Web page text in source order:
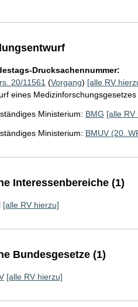
Drucksachennummer:
20/11561 (Vorgang) [alle RV
eines Medizinforschungsgesetzes
Ministerium: BMG [alle RV
Ministerium: BMUV (20.
Interessenbereiche (1)
[alle RV hierzu]
Bundesgesetze (1)
[alle RV hierzu]